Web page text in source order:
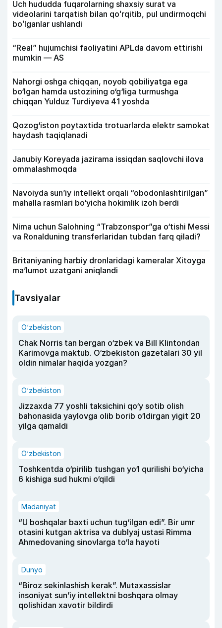
Uch hududda fuqarolarning shaxsiy surat va
videolarini tarqatish bilan qoʻrqitib, pul undirmoqchi
boʻlganlar ushlandi
“Real” hujumchisi faoliyatini APLda davom ettirishi
mumkin — AS
Nahorgi oshga chiqqan, noyob qobiliyatga ega
bo‘lgan hamda ustozining o‘g‘liga turmushga
chiqqan Yulduz Turdiyeva 41 yoshda
Qozog‘iston poytaxtida trotuarlarda elektr samokat
haydash taqiqlanadi
Janubiy Koreyada jazirama issiqdan saqlovchi ilova
ommalashmoqda
Navoiyda sun’iy intellekt orqali “obodonlashtirilgan”
mahalla rasmlari bo‘yicha hokimlik izoh berdi
Nima uchun Salohning “Trabzonspor”ga o‘tishi Messi
va Ronalduning transferlaridan tubdan farq qiladi?
Britaniyaning harbiy dronlaridagi kameralar Xitoyga
ma’lumot uzatgani aniqlandi
Tavsiyalar
O‘zbekiston
Chak Norris tan bergan o‘zbek va Bill Klintondan
Karimovga maktub. O‘zbekiston gazetalari 30 yil
oldin nimalar haqida yozgan?
O‘zbekiston
Jizzaxda 77 yoshli taksichini qo‘y sotib olish
bahonasida yaylovga olib borib o‘ldirgan yigit 20
yilga qamaldi
O‘zbekiston
Toshkentda o‘pirilib tushgan yo‘l qurilishi bo‘yicha
6 kishiga sud hukmi o‘qildi
Madaniyat
“U boshqalar baxti uchun tug‘ilgan edi”. Bir umr
otasini kutgan aktrisa va dublyaj ustasi Rimma
Ahmedovaning sinovlarga to‘la hayoti
Dunyo
“Biroz sekinlashish kerak”. Mutaxassislar
insoniyat sun’iy intellektni boshqara olmay
qolishidan xavotir bildirdi